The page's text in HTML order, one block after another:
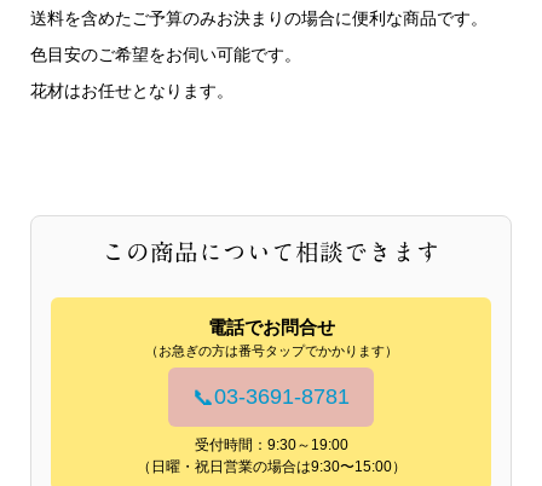
送料を含めたご予算のみお決まりの場合に便利な商品です。
色目安のご希望をお伺い可能です。
花材はお任せとなります。
この商品について相談できます
電話でお問合せ
（お急ぎの方は番号タップでかかります）
📞03-3691-8781
受付時間：9:30～19:00
（日曜・祝日営業の場合は9:30〜15:00）